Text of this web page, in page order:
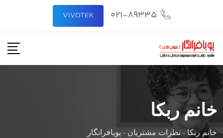
محتوا
021-89335
VIVOTEK
خانم ربکا
خانم ربکا - نظرات مشتریان - پویافرانگار